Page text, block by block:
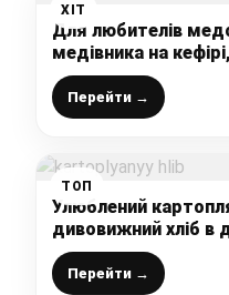
ХІТ
Для любителів
медівника на
горішками то
Перейти →
ТОП
Улюблений
дивовижний хліб в
смачний, довго
соковитість,
Перейти →